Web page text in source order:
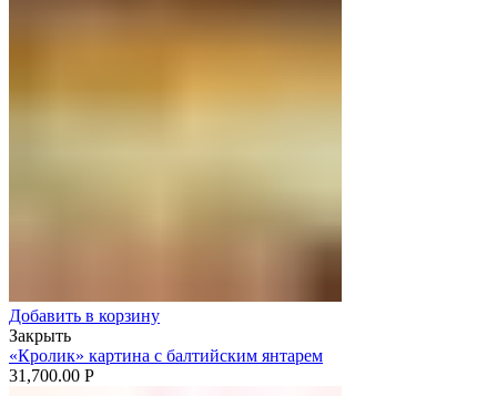
Добавить в корзину
Закрыть
«Кролик» картина с балтийским янтарем
31,700.00 Р